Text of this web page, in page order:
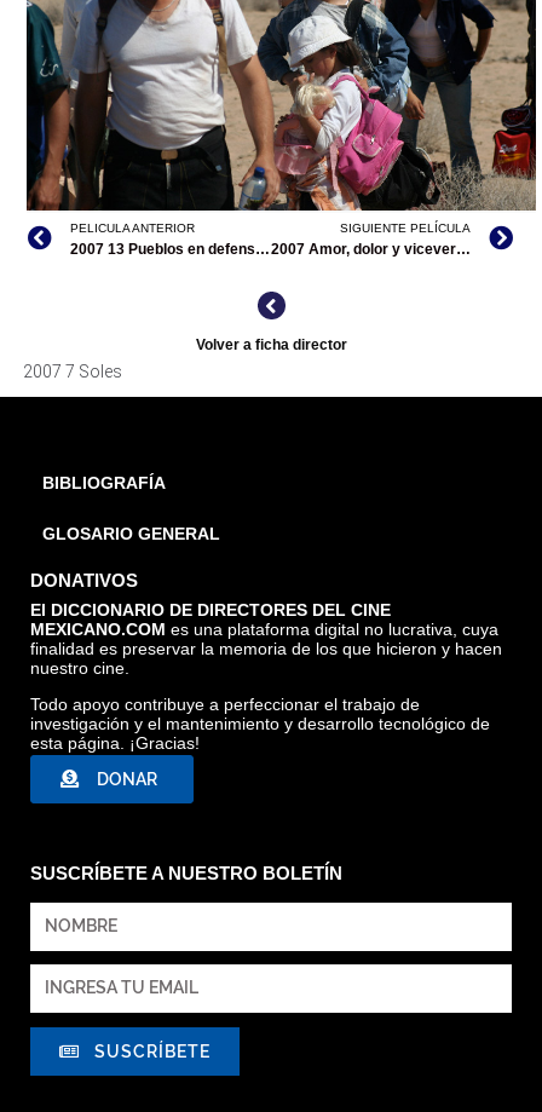
7 SOLES, CORTESÍA DIRECTOR
PELICULA ANTERIOR
2007 13 Pueblos en defensa del agua, el aire y la tierra/documental
SIGUIENTE PELÍCULA
2007 Amor, dolor y viceversa
Volver a ficha director
2007 7 Soles
BIBLIOGRAFÍA
GLOSARIO GENERAL
DONATIVOS
El DICCIONARIO DE DIRECTORES DEL CINE
MEXICANO.COM es una plataforma digital no lucrativa, cuya
finalidad es preservar la memoria de los que hicieron y hacen
nuestro cine.
Todo apoyo contribuye a perfeccionar el trabajo de
investigación y el mantenimiento y desarrollo tecnológico de
esta página. ¡Gracias!
DONAR
SUSCRÍBETE A NUESTRO BOLETÍN
SUSCRÍBETE